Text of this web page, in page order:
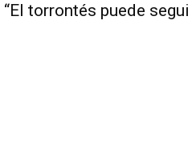
“El torrontés puede